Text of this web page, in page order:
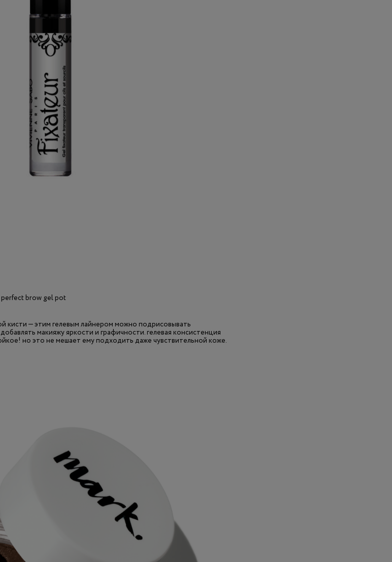
perfect brow gel pot
кисти — этим гелевым лайнером можно подрисовывать
макияжу яркости и графичности. гелевая консистенция
но это не мешает ему подходить даже чувствительной коже.